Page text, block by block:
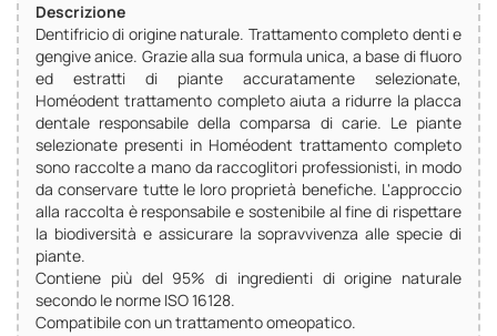
Descrizione
Dentifricio di origine naturale. Trattamento completo denti e
gengive anice. Grazie alla sua formula unica, a base di fluoro
ed estratti di piante accuratamente selezionate,
Homéodent trattamento completo aiuta a ridurre la placca
dentale responsabile della comparsa di carie. Le piante
selezionate presenti in Homéodent trattamento completo
sono raccolte a mano da raccoglitori professionisti, in modo
da conservare tutte le loro proprietà benefiche. L'approccio
alla raccolta è responsabile e sostenibile al fine di rispettare
la biodiversità e assicurare la sopravvivenza alle specie di
piante.
Contiene più del 95% di ingredienti di origine naturale
secondo le norme ISO 16128.
Compatibile con un trattamento omeopatico.